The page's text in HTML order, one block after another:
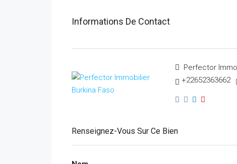
Informations De Contact
Perfector
+22652363662
Renseignez-Vous Sur Ce Bien